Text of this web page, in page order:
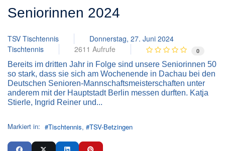
Seniorinnen 2024
TSV Tischtennis
Donnerstag, 27. Juni 2024
Tischtennis
2611 Aufrufe 0
Bereits im dritten Jahr in Folge sind unsere Seniorinnen 50
so stark, dass sie sich am Wochenende in Dachau bei den
Deutschen Senioren-Mannschaftsmeisterschaften unter
anderem mit der Hauptstadt Berlin messen durften. Katja
Stierle, Ingrid Reiner und...
Markiert in: Tischtennis TSV-Betzingen